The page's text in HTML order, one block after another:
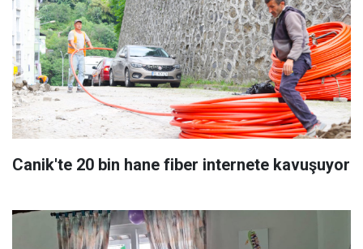
Canik'te 20 bin hane fiber internete kavuşuyor